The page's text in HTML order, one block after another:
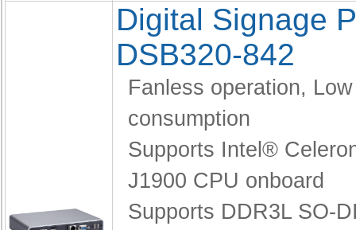
Digital Signage
DSB320-842
Fanless operation,
consumption
Supports Intel®
J1900 CPU onboard
Supports DDR3L SO-